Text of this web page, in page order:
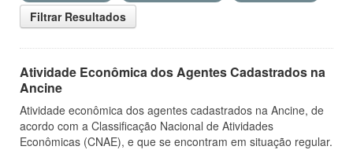
Filtrar Resultados
Atividade Econômica dos Agentes Cadastrados na
Ancine
Atividade econômica dos agentes cadastrados na Ancine, de
acordo com a Classificação Nacional de Atividades
Econômicas (CNAE), e que se encontram em situação regular.